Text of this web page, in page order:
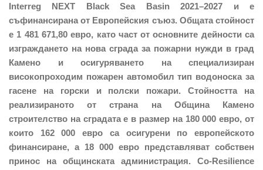
Interreg NEXT Black Sea Basin 2021–2027 и е
съфинансирана от Европейския съюз. Общата стойност
е 1 481 671,80 евро, като част от основните дейности са
изграждането на нова сграда за пожарни нужди в град
Камено и осигуряването на специализиран
високопроходим пожарен автомобил тип водоноска за
гасене на горски и полски пожари. Стойността на
реализираното от страна на Община Камено
строителство на сградата е в размер на 180 000 евро, от
които 162 000 евро са осигурени по европейското
финансиране, а 18 000 евро представляват собствен
принос на общинската администрация. Co-Resilience